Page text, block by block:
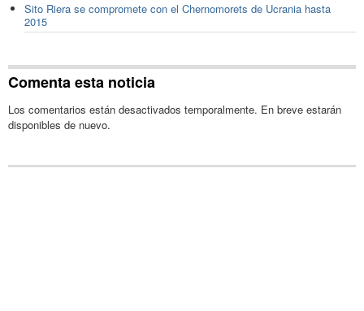
Sito Riera se compromete con el Chernomorets de Ucrania hasta
2015
Comenta esta noticia
Los comentarios están desactivados temporalmente. En breve estarán
disponibles de nuevo.